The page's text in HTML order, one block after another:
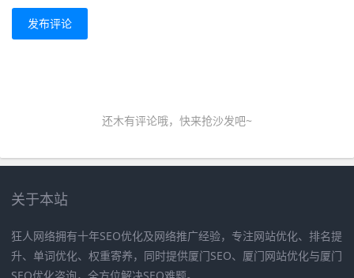
发布评论
还木有评论哦，快来抢沙发吧~
关于本站
狂人网络拥有十年SEO优化及网络推广经验，专注网站优化、排名提
升、单词优化、权重寄养，同时提供厦门SEO、厦门网站优化与厦门